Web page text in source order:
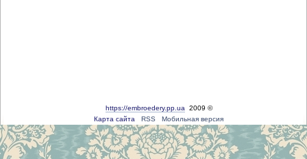
https://embroedery.pp.ua 2009 ©
Карта сайта
RSS Мобильная версия